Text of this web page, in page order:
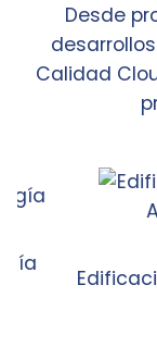
Desde
Calidad